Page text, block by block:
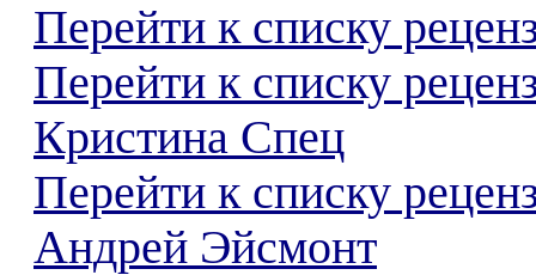
Перейти к списку
Перейти к списку
Кристина Спец
Перейти к списку
Андрей Эйсмонт